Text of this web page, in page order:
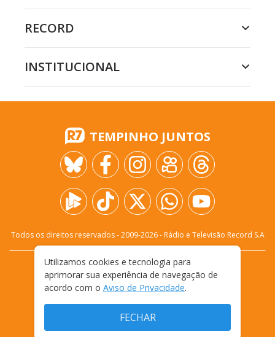
RECORD
INSTITUCIONAL
TEMPINHO JUNTOS
Todos os direitos reservados - 2009-2026- Rádio e Televisão Record S.A
FALE CONOSCO
PRIVACIDADE
TERMOS E CONDIÇÕES DE USO
Utilizamos cookies e tecnologia para
aprimorar sua experiência de navegação de
acordo com o Aviso de Privacidade.
FECHAR